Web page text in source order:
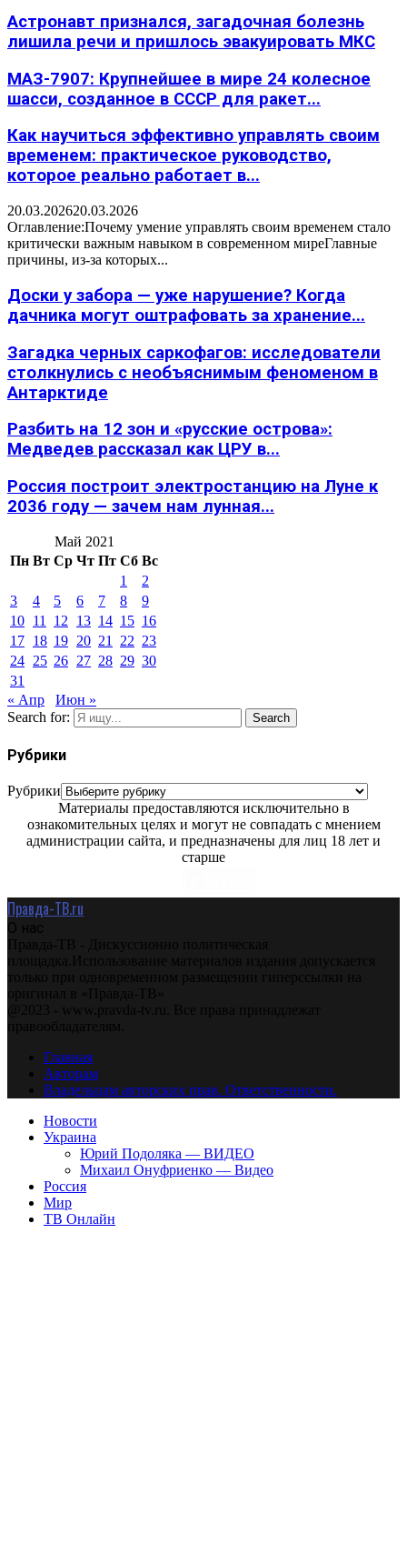
Астронавт признался, загадочная болезнь
лишила речи и пришлось эвакуировать МКС
МАЗ-7907: Крупнейшее в мире 24 колесное
шасси, созданное в СССР для ракет...
Как научиться эффективно управлять своим
временем: практическое руководство,
которое реально работает в...
20.03.202620.03.2026
Оглавление:Почему умение управлять своим временем стало
критически важным навыком в современном миреГлавные
причины, из-за которых...
Доски у забора — уже нарушение? Когда
дачника могут оштрафовать за хранение...
Загадка черных саркофагов: исследователи
столкнулись с необъяснимым феноменом в
Антарктиде
Разбить на 12 зон и «русские острова»:
Медведев рассказал как ЦРУ в...
Россия построит электростанцию на Луне к
2036 году — зачем нам лунная...
Май 2021
Пн Вт Ср Чт Пт Сб Вс
1
2
3
4 5 6 7 8
9
10 11 12 13 14 15 16
17 18 19 20 21 22 23
24 25 26 27 28 29 30
31
« Апр
Июн »
Search for:
Search
Рубрики
Рубрики
Материалы предоставляются исключительно в
ознакомительных целях и могут не совпадать с мнением
администрации сайта, и предназначены для лиц 18 лет и
старше
Правда-ТВ.ru
О нас
Правда-ТВ - Дискуссионно политическая
площадка.Использование материалов издания допускается
только при одновременном размещении гиперссылки на
оригинал в «Правда-ТВ»
@2023 - www.pravda-tv.ru. Все права принадлежат
правообладателям.
Главная
Авторам
Владельцам авторских прав. Ответственности.
Новости
Украина
Юрий Подоляка — ВИДЕО
Михаил Онуфриенко — Видео
Россия
Мир
ТВ Онлайн